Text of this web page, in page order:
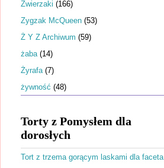
Zwierzaki (166)
Zygzak McQueen (53)
Ż Y Z Archiwum (59)
żaba (14)
Żyrafa (7)
żywność (48)
Torty z Pomysłem dla
dorosłych
Tort z trzema gorącym laskami dla faceta.